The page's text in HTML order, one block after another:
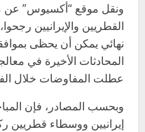
ونقل موقع “أكسيوس” عن
القطريين والإيرانيين
نهائي يمكن أن يحظى
المحادثات الأخيرة في
عطلت المفاوضات خلال
وبحسب المصادر، فإن
إيرانيين ووسطاء قطريين